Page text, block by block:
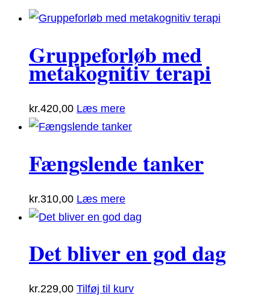
Gruppeforløb med
metakognitiv terapi
kr.420,00 Læs mere
Fængslende tanker
kr.310,00 Læs mere
Det bliver en god dag
kr.229,00 Tilføj til kurv